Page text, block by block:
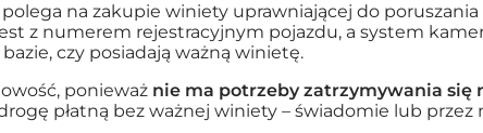
na zakupie winiety uprawniającej do
z numerem rejestracyjnym pojazdu, a system
czy posiadają ważną winietę.
ponieważ nie ma potrzeby zatrzymywania się
płatną bez ważnej winiety – świadomie lub przez